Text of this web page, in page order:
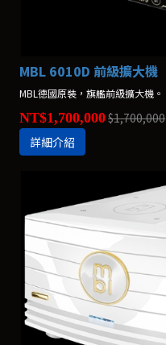
MBL 6010D 前級擴大機
MBL德國原裝，旗艦前級擴大機。
NT$1,700,000$1,700,000
詳細介紹